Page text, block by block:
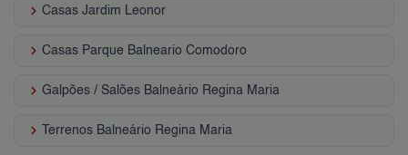
keyboard_arrow_right Casas Jardim Leonor
keyboard_arrow_right Casas Parque Balneario Comodoro
keyboard_arrow_right Galpões / Salões Balneário Regina Maria
keyboard_arrow_right Terrenos Balneário Regina Maria